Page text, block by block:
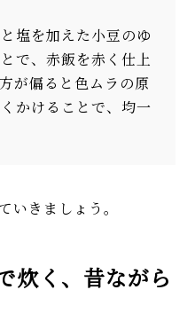
塩を加えた小豆のゆ
で、赤飯を赤く仕上
が偏ると色ムラの原
かけることで、均一
いきましょう。
炊く、昔ながら